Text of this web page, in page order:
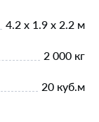
4.2 х 1.9 х 2.2 м
2 000 кг
20 куб.м